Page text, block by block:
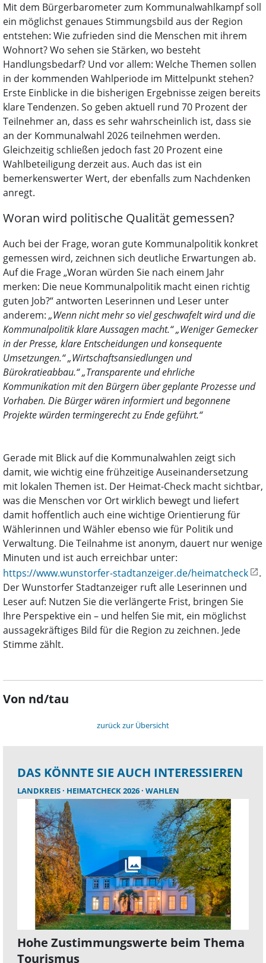
Mit dem Bürgerbarometer zum Kommunalwahlkampf soll
ein möglichst genaues Stimmungsbild aus der Region
entstehen: Wie zufrieden sind die Menschen mit ihrem
Wohnort? Wo sehen sie Stärken, wo besteht
Handlungsbedarf? Und vor allem: Welche Themen sollen
in der kommenden Wahlperiode im Mittelpunkt stehen?
Erste Einblicke in die bisherigen Ergebnisse zeigen bereits
klare Tendenzen. So geben aktuell rund 70 Prozent der
Teilnehmer an, dass es sehr wahrscheinlich ist, dass sie
an der Kommunalwahl 2026 teilnehmen werden.
Gleichzeitig schließen jedoch fast 20 Prozent eine
Wahlbeteiligung derzeit aus. Auch das ist ein
bemerkenswerter Wert, der ebenfalls zum Nachdenken
anregt.
Woran wird politische Qualität gemessen?
Auch bei der Frage, woran gute Kommunalpolitik konkret
gemessen wird, zeichnen sich deutliche Erwartungen ab.
Auf die Frage „Woran würden Sie nach einem Jahr
merken: Die neue Kommunalpolitik macht einen richtig
guten Job?“ antworten Leserinnen und Leser unter
anderem: „Wenn nicht mehr so viel geschwafelt wird und die
Kommunalpolitik klare Aussagen macht.“„Weniger Gemecker
in der Presse, klare Entscheidungen und konsequente
Umsetzungen.“„Wirtschaftsansiedlungen und
Bürokratieabbau.“„Transparente und ehrliche
Kommunikation mit den Bürgern über geplante Prozesse und
Vorhaben. Die Bürger wären informiert und begonnene
Projekte würden termingerecht zu Ende geführt.“
Gerade mit Blick auf die Kommunalwahlen zeigt sich
damit, wie wichtig eine frühzeitige Auseinandersetzung
mit lokalen Themen ist. Der Heimat-Check macht sichtbar,
was die Menschen vor Ort wirklich bewegt und liefert
damit hoffentlich auch eine wichtige Orientierung für
Wählerinnen und Wähler ebenso wie für Politik und
Verwaltung. Die Teilnahme ist anonym, dauert nur wenige
Minuten und ist auch erreichbar unter:
https://www.wunstorfer-stadtanzeiger.de/heimatcheck
.
Der Wunstorfer Stadtanzeiger ruft alle Leserinnen und
Leser auf: Nutzen Sie die verlängerte Frist, bringen Sie
Ihre Perspektive ein – und helfen Sie mit, ein möglichst
aussagekräftiges Bild für die Region zu zeichnen. Jede
Stimme zählt.
Von nd/tau
zurück zur Übersicht
DAS KÖNNTE SIE AUCH INTERESSIEREN
LANDKREIS HEIMATCHECK 2026 WAHLEN
Hohe Zustimmungswerte beim Thema
Tourismus